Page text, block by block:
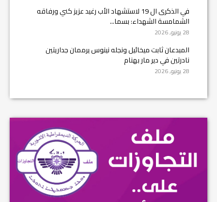
في الذكرى ال 19 لاستشهاد الأب رغيد عزيز كني ورفاقه
الشمامسة الشهداء: بسما...
28 يونيو, 2026
المبدعان ثابت ميخائيل ونجله نينوس يرممان جداريتين
نادرتين في دير مار بهنام
28 يونيو, 2026